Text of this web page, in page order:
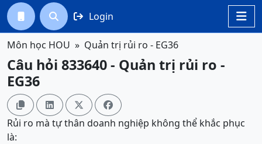

  Login
Môn học HOU Quản trị rủi ro - EG36
Câu hỏi 833640 - Quản trị rủi ro -
EG36
   
Rủi ro mà tự thân doanh nghiệp không thể khắc phục
là: